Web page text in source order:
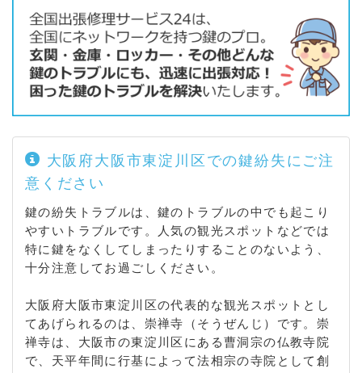
大阪府大阪市東淀川区での鍵紛失にご注
意ください
鍵の紛失トラブルは、鍵のトラブルの中でも起こり
やすいトラブルです。人気の観光スポットなどでは
特に鍵をなくしてしまったりすることのないよう、
十分注意してお過ごしください。
大阪府大阪市東淀川区の代表的な観光スポットとし
てあげられるのは、崇禅寺（そうぜんじ）です。崇
禅寺は、大阪市の東淀川区にある曹洞宗の仏教寺院
で、天平年間に行基によって法相宗の寺院として創